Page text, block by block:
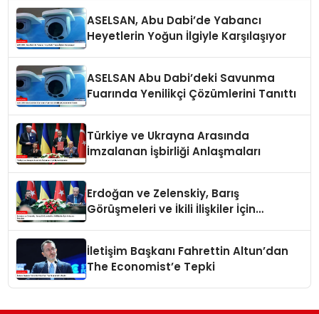
ASELSAN, Abu Dabi’de Yabancı
Heyetlerin Yoğun İlgiyle Karşılaşıyor
ASELSAN Abu Dabi’deki Savunma
Fuarında Yenilikçi Çözümlerini Tanıttı
Türkiye ve Ukrayna Arasında
İmzalanan İşbirliği Anlaşmaları
Erdoğan ve Zelenskiy, Barış
Görüşmeleri ve İkili İlişkiler İçin
İletişim Başkanı Fahrettin Altun’dan
The Economist’e Tepki